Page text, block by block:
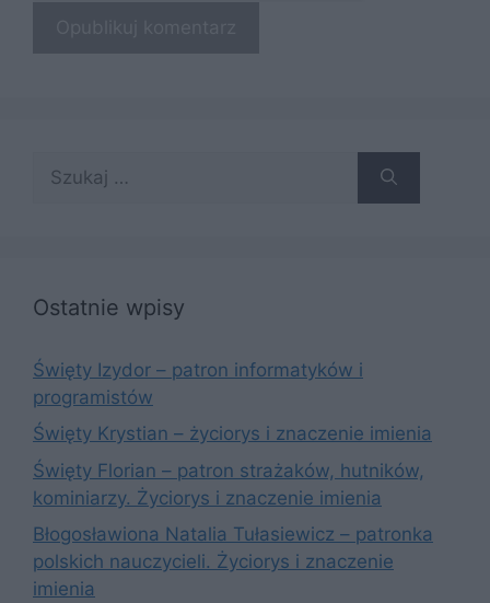
Ostatnie wpisy
Święty Izydor – patron informatyków i
programistów
Święty Krystian – życiorys i znaczenie imienia
Święty Florian – patron strażaków, hutników,
kominiarzy. Życiorys i znaczenie imienia
Błogosławiona Natalia Tułasiewicz – patronka
polskich nauczycieli. Życiorys i znaczenie
imienia